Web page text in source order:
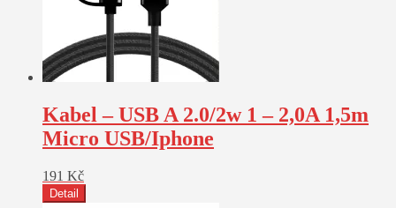
Kabel – USB A 2.0/2w 1 – 2,0A 1,5m
Micro USB/Iphone
191 Kč
Detail